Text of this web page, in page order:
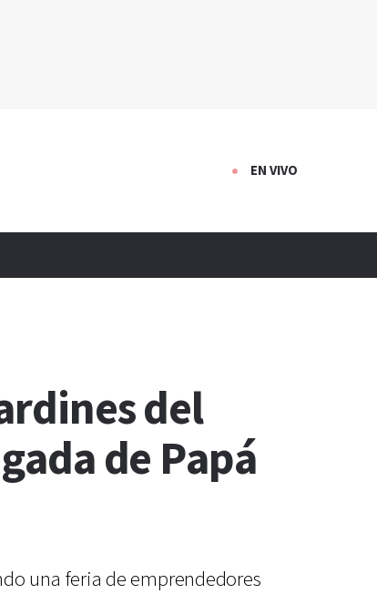
EN VIVO
del
de Papá
una feria de emprendedores